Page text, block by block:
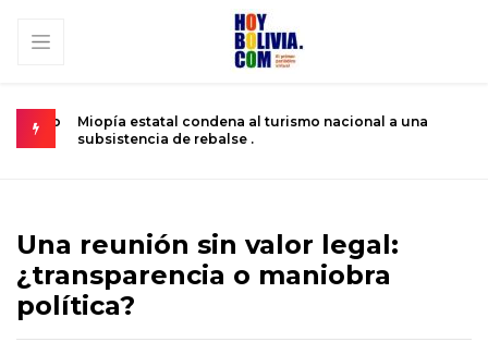
niño
Miopía estatal condena al turismo nacional a una
subsistencia de rebalse .
Una reunión sin valor legal:
¿transparencia o maniobra
política?